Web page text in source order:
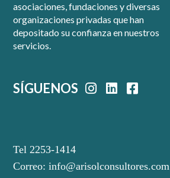
asociaciones, fundaciones y diversas
organizaciones privadas que han
depositado su confianza en nuestros
servicios.
SÍGUENOS
Tel 2253-1414
Correo:info@arisolconsultores.com